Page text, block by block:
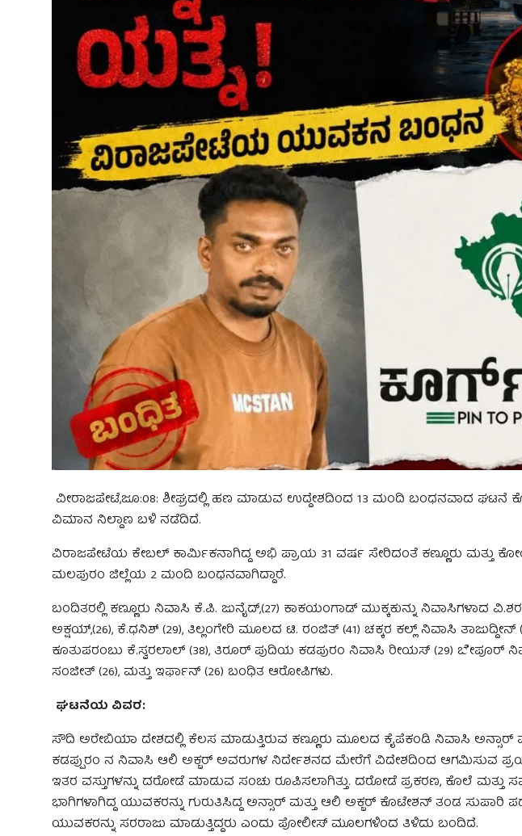
ವೀರಾಜಪೇಟೆ,ಜೂ:08: ಶೀಘ್ರದಲ್ಲಿ ಹಣ ಮಾಡುವ ಉದ್ದೇಶದಿಂದ 13 ಮಂದಿ ಬಂಧನವಾದ ಘಟನೆ
ವಿಮಾನ ನಿಲ್ದಾಣ ಬಳಿ ನಡೆದಿದೆ.
ವಿರಾಜಪೇಟೆಯ ಕೇಬಲ್ ಕಾರ್ಮಿಕನಾಗಿದ್ದ ಅಭಿ ಪ್ರಾಯ 31 ವರ್ಷ ಸೇರಿದಂತೆ ಕಣ್ಣೂರು
ಮಲಪುರಂ ಜಿಲ್ಲೆಯ 2 ಮಂದಿ ಬಂಧನವಾಗಿದ್ದಾರೆ.
ಬಂದಿತರಲ್ಲಿ ಕಣ್ಣೂರು ನಿವಾಸಿ ಕೆ.ಪಿ. ಜುನೈದ್,(27) ಕಾಕಯಂಗಾಡ್ ಮುಕ್ಕಕುನ್ನು ನಿವಾಸಿಗಳಾದ
ಅಕ್ಷಯ್,(26), ಕೆ.ಧನಿಶ್ (29), ತಿಲ್ಲಂಗೇರಿ ಮೂಲದ ಟಿ. ರಂಜಿತ್ (41) ಚಕ್ಕರ ಕಲ್ಲ್ ನಿವಾಸಿ
ಕೂತುಪರಂಬು ಕೆ.ಸ್ವರಲಾಲ್ (38), ತಿರೂರ್ ಪುದಿಯ ಕಡಪುರಂ ನಿವಾಸಿ ರೀಯಸ್ (29) ಬೇಪೂರ್
ಸಂಜೀತ್ ‌(26), ಮತ್ತು ಇರ್ಫಾನ್ (26) ಬಂಧಿತ ಆರೋಪಿಗಳು.
ಘಟನೆಯ ವಿವರ:
ಸೌದಿ ಅರೇಬಿಯಾ ದೇಶದಲ್ಲಿ ಕೆಲಸ ಮಾಡುತ್ತಿರುವ ಕಣ್ಣೂರು ಮೂಲದ ಕೈಪೆಕಂಡಿ ನಿವಾಸಿ ಅನ್ಸಾರ್
ಕಡಪ್ಪುರಂ ನ ನಿವಾಸಿ ಆಲಿ ಅಕ್ಬರ್ ಅವರುಗಳ ನಿರ್ದೇಶನದ ಮೇರೆಗೆ ವಿದೇಶದಿಂದ ಆಗಮಿಸುವ
ಇತರ ವಸ್ತುಗಳನ್ನು ದರೋಡೆ ಮಾಡುವ ಸಂಚು ರೂಪಿಸಲಾಗಿತ್ತು. ದರೋಡೆ ಪ್ರಕರಣ, ಕೊಲೆ ಮತ್ತು
ಭಾಗಿಗಳಾಗಿದ್ದ ಯುವಕರನ್ನು ಗುರುತಿಸಿದ್ದ ಅನ್ಸಾರ್ ಮತ್ತು ಆಲಿ ಅಕ್ಬರ್ ಕೊಟೇಶನ್ ತಂಡ ಸುಪಾರಿ
ಯುವಕರನ್ನು ಸರರಾಜು ಮಾಡುತ್ತಿದ್ದರು ಎಂದು ಪೋಲೀಸ್ ಮೂಲಗಳಿಂದ ತಿಳಿದು ಬಂದಿದೆ.